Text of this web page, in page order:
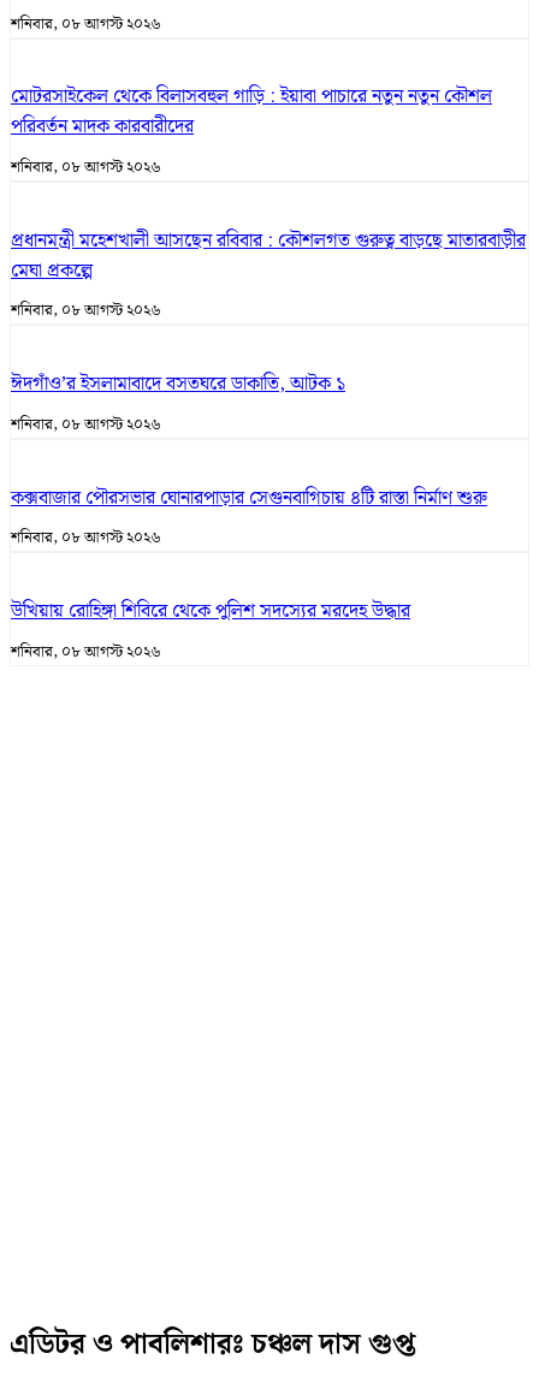
শনিবার, ০৮ আগস্ট ২০২৬
মোটরসাইকেল থেকে বিলাসবহুল গাড়ি : ইয়াবা পাচারে নতুন নতুন কৌশল
পরিবর্তন মাদক কারবারীদের
শনিবার, ০৮ আগস্ট ২০২৬
প্রধানমন্ত্রী মহেশখালী আসছেন রবিবার : কৌশলগত গুরুত্ব বাড়ছে মাতারবাড়ীর
মেঘা প্রকল্পে
শনিবার, ০৮ আগস্ট ২০২৬
ঈদগাঁও’র ইসলামাবাদে বসতঘরে ডাকাতি, আটক ১
শনিবার, ০৮ আগস্ট ২০২৬
কক্সবাজার পৌরসভার ঘোনারপাড়ার সেগুনবাগিচায় ৪টি রাস্তা নির্মাণ শুরু
শনিবার, ০৮ আগস্ট ২০২৬
উখিয়ায় রোহিঙ্গা শিবিরে থেকে পুলিশ সদস্যের মরদেহ উদ্ধার
শনিবার, ০৮ আগস্ট ২০২৬
এডিটর ও পাবলিশারঃ চঞ্চল দাস গুপ্ত